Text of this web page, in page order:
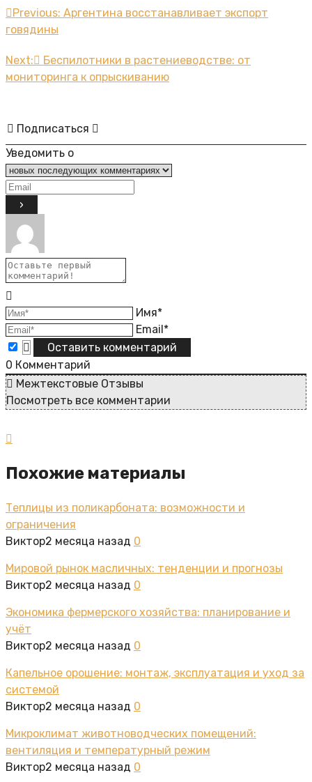
Previous: Аргентина восстанавливает экспорт
говядины
Next:
Беспилотники в растениеводстве: от
мониторинга к опрыскиванию
Подписаться
Уведомить о
Имя*
Email*
0 Комментарий
Межтекстовые Отзывы
Посмотреть все комментарии
Похожие материалы
Теплицы из поликарбоната: возможности и
ограничения
Виктор2 месяца назад 0
Мировой рынок масличных: тенденции и прогнозы
Виктор2 месяца назад 0
Экономика фермерского хозяйства: планирование и
учёт
Виктор2 месяца назад 0
Капельное орошение: монтаж, эксплуатация и уход за
системой
Виктор2 месяца назад 0
Микроклимат животноводческих помещений:
вентиляция и температурный режим
Виктор2 месяца назад 0